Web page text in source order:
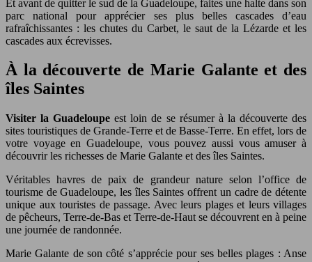
Et avant de quitter le sud de la Guadeloupe, faites une halte dans son
parc national pour apprécier ses plus belles cascades d’eau
rafraîchissantes : les chutes du Carbet, le saut de la Lézarde et les
cascades aux écrevisses.
À la découverte de Marie Galante et des
îles Saintes
Visiter la Guadeloupe est loin de se résumer à la découverte des
sites touristiques de Grande-Terre et de Basse-Terre. En effet, lors de
votre voyage en Guadeloupe, vous pouvez aussi vous amuser à
découvrir les richesses de Marie Galante et des îles Saintes.
Véritables havres de paix de grandeur nature selon l’office de
tourisme de Guadeloupe, les îles Saintes offrent un cadre de détente
unique aux touristes de passage. Avec leurs plages et leurs villages
de pêcheurs, Terre-de-Bas et Terre-de-Haut se découvrent en à peine
une journée de randonnée.
Marie Galante de son côté s’apprécie pour ses belles plages : Anse